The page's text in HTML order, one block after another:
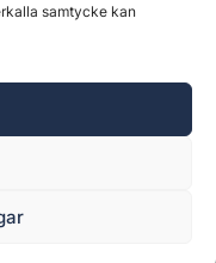
samtycke kan
556625-6425 -
på denna
Ange källa vid citering.
och cookies